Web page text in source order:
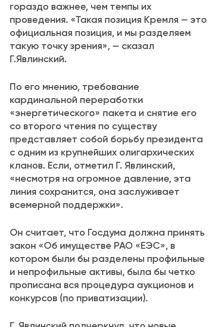
гораздо важнее, чем темпы их
проведения. «Такая позиция Кремля — это
официальная позиция, и мы разделяем
такую точку зрения», — сказал
Г.Явлинский.
По его мнению, требование
кардинальной переработки
«энергетического» пакета и снятие его
со второго чтения по существу
представляет собой борьбу президента
с одним из крупнейших олигархических
кланов. Если, отметил Г. Явлинский,
«несмотря на огромное давление, эта
линия сохранится, она заслуживает
всемерной поддержки».
Он считает, что Госдума должна принять
закон «Об имуществе РАО «ЕЭС», в
котором были бы разделены профильные
и непрофильные активы, была бы четко
прописана вся процедура аукционов и
конкурсов (по приватизации).